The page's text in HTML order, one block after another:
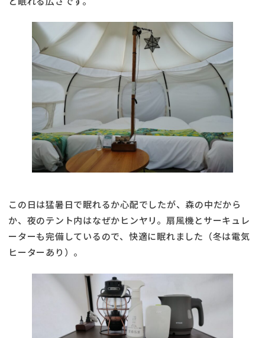
この日は猛暑日で眠れるか心配でしたが、森の中だから
か、夜のテント内はなぜかヒンヤリ。扇風機とサーキュレ
ーターも完備しているので、快適に眠れました（冬は電気
ヒーターあり）。